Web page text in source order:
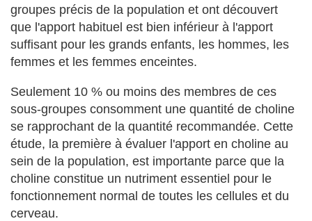
groupes précis de la population et ont découvert
que l'apport habituel est bien inférieur à l'apport
suffisant pour les grands enfants, les hommes, les
femmes et les femmes enceintes.
Seulement 10 % ou moins des membres de ces
sous-groupes consomment une quantité de choline
se rapprochant de la quantité recommandée. Cette
étude, la première à évaluer l'apport en choline au
sein de la population, est importante parce que la
choline constitue un nutriment essentiel pour le
fonctionnement normal de toutes les cellules et du
cerveau.